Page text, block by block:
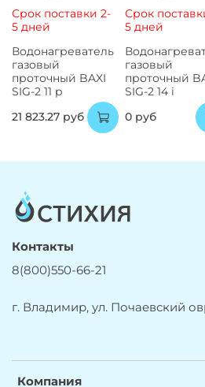
Срок поставки 2-
5 дней
Водонагреватель
газовый
проточный BAXI
SIG-2 11 p
21 823.27 руб
Срок
5 дней
газовый
проточный
SIG-2 14 i
0 руб
Компания
Контакты
8(800)550-66-21
г. Владимир, ул. Почаевский